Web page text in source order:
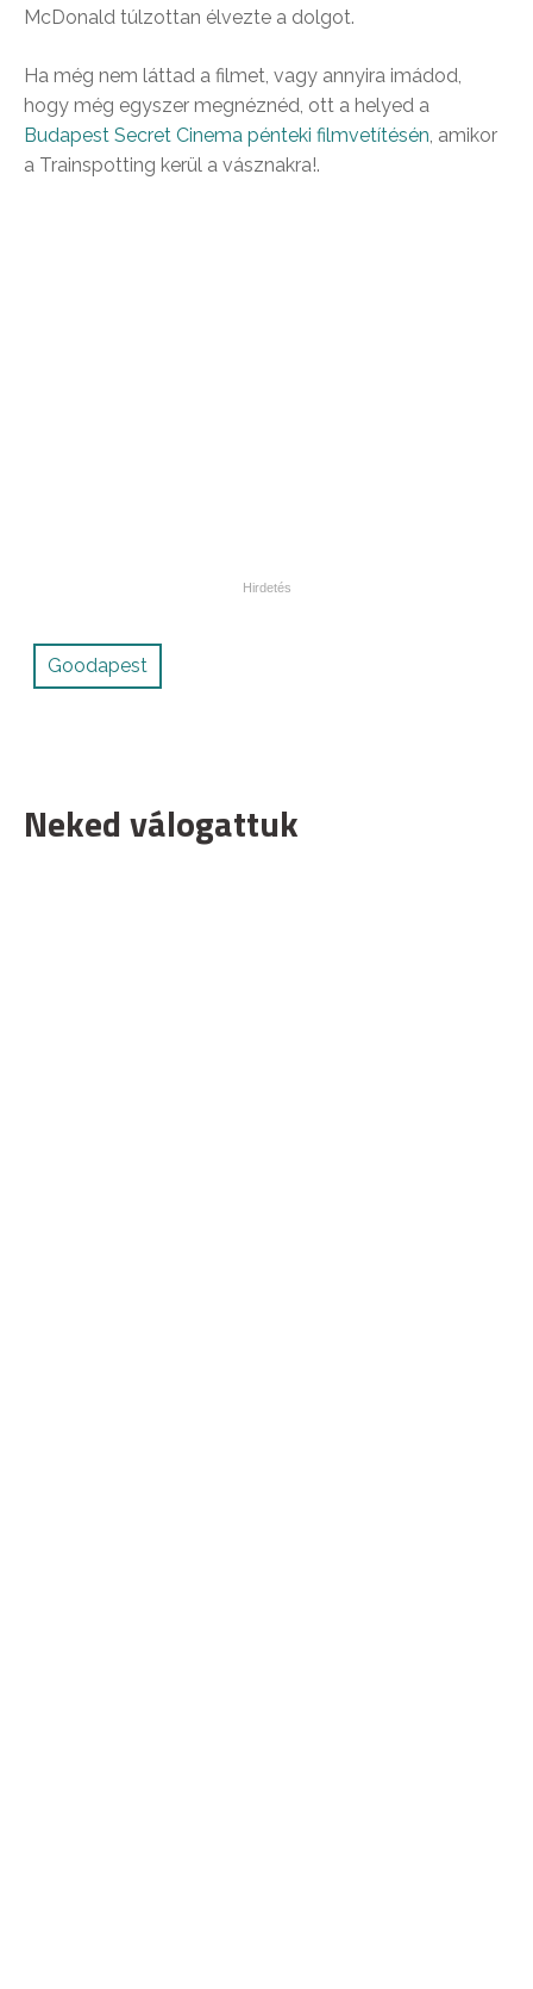
McDonald túlzottan élvezte a dolgot.
Ha még nem láttad a filmet, vagy annyira imádod,
hogy még egyszer megnéznéd, ott a helyed a
Budapest Secret Cinema pénteki filmvetítésén, amikor
a Trainspotting kerül a vásznakra!.
Goodapest
Neked válogattuk